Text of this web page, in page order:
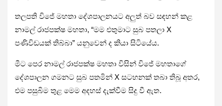
තලපති විජේ මහතා දේශපාලනයට අලුත් බව සඳහන් කළ
නාමල් රාජපක්ෂ මහතා, “මම එතුමාට සුබ පතලා X
පණිවිඩයක් තිබ්බා” යනුවෙන් ද කියා සිටියේය.
මීට පෙර නාමල් රාජපක්ෂ මහතා විසින් විජේ මහතාගේ
දේශපාලන ගමනට සුබ පතමින් X සටහනක් තබා තිබූ අතර,
එම පසුබිම තුළ මෙම අදහස් දැක්වීම සිදු වී ඇත.